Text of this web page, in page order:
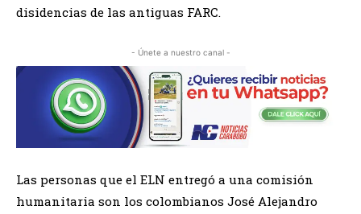
disidencias de las antiguas FARC.
- Únete a nuestro canal -
Las personas que el ELN entregó a una comisión
humanitaria son los colombianos José Alejandro